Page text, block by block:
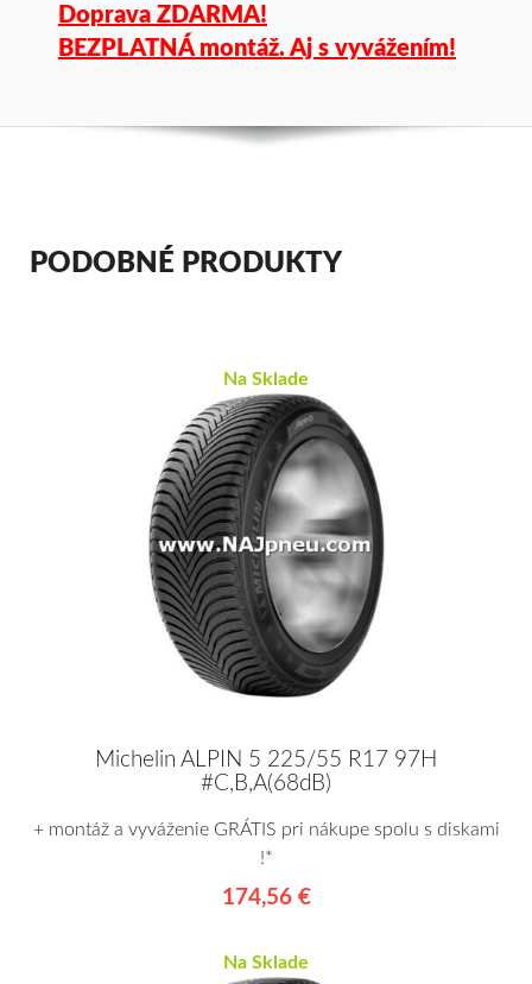
Doprava ZDARMA!
BEZPLATNÁ montáž. Aj s vyvážením!
PODOBNÉ PRODUKTY
Na Sklade
Michelin ALPIN 5 225/55 R17 97H
#C,B,A(68dB)
+ montáž a vyváženie GRÁTIS pri nákupe spolu s diskami
!*
174,56 €
Na Sklade